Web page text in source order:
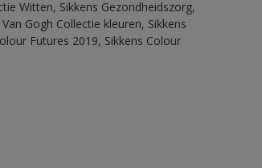
Witten, Sikkens Gezondheidszorg,
Gogh Collectie kleuren, Sikkens
Futures 2019, Sikkens Colour